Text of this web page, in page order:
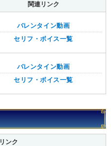
関連リンク
バレンタイン動画
セリフ・ボイス一覧
バレンタイン動画
セリフ・ボイス一覧
ンク